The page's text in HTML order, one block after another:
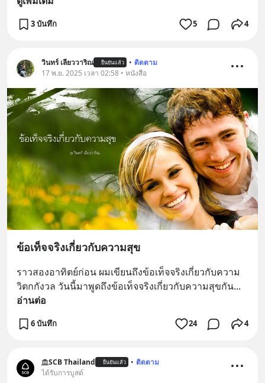
3 บันทึก 5 4
วินทร์ เลียววาริณ ยืนยันแล้ว • ติดตาม
17 พ.ย. 2025 เวลา 02:58 • หนังสือ
ข้อเท็จจริงเกี่ยวกับความสุข
ราวสองอาทิตย์ก่อน ผมเขียนถึงข้อเท็จจริงเกี่ยวกับความ
วิตกกังวล วันนี้มาพูดถึงข้อเท็จจริงเกี่ยวกับความสุขกัน
อ่านต่อ
6 บันทึก 24 4
SCB Thailand ยืนยันแล้ว • ติดตาม
ได้รับการบูสต์